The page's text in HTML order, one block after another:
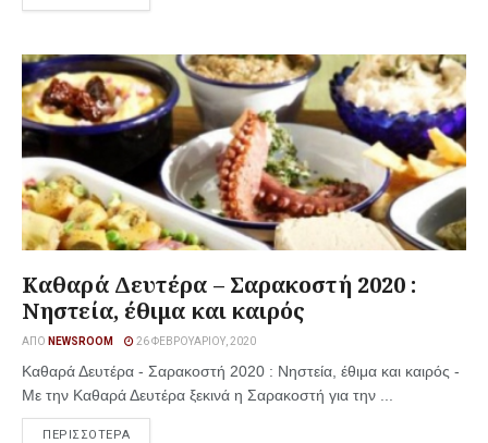
Καθαρά Δευτέρα – Σαρακοστή 2020 :
Νηστεία, έθιμα και καιρός
ΑΠΌ NEWSROOM 26 ΦΕΒΡΟΥΑΡΊΟΥ, 2020
Καθαρά Δευτέρα - Σαρακοστή 2020 : Νηστεία, έθιμα και καιρός -
Με την Καθαρά Δευτέρα ξεκινά η Σαρακοστή για την ...
ΠΕΡΙΣΣΟΤΕΡΑ